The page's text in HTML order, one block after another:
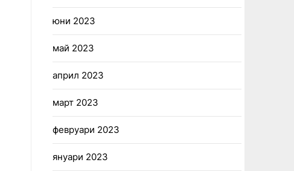
юни 2023
май 2023
април 2023
март 2023
февруари 2023
януари 2023